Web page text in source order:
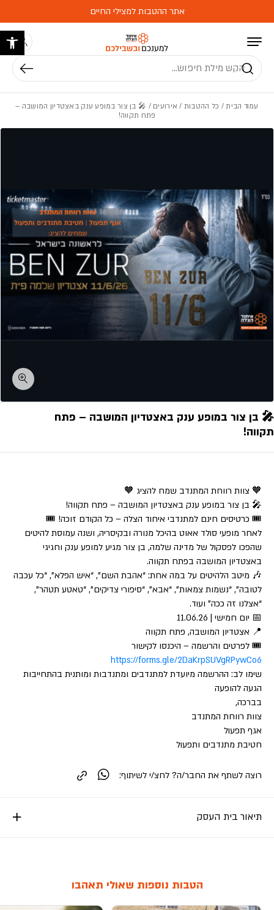
אתר ההטבות למצילי החיים
חיפוש
עמוד הבית/ כל ההטבות / אירועים / 🎤 בן צור במופע ענק באצטדיון המושבה –
פתח תקווה!
🎤 בן צור במופע ענק באצטדיון המושבה – פתח
תקווה!
🧡 צוות רווחת המתנדב שמח להציג 🧡
🎤 בן צור במופע ענק באצטדיון המושבה – פתח תקווה!
🎟️ כרטיסים חינם למתנדבי איחוד הצלה – כל הקודם זוכה! 🎟️
לאחר מופעי סולד אאוט בהיכל מנורה ובקיסריה, ושנה עמוסת להיטים
שהפכו לפסקול של מדינה שלמה, בן צור מגיע למופע ענק וחגיגי
באצטדיון המושבה בפתח תקווה.
🎶 מיטב הלהיטים על במה אחת: “אהבת השם”, “איש הפלא”, “כל עכבה
לטובה”, “נשמות צמאות”, “אבא”, “סיפורי צדיקים”, “טאטע תטהר”,
“אצלנו זה ככה” ועוד.
📅 יום חמישי | 11.06.26
📍 אצטדיון המושבה, פתח תקווה
🎟️ לפרטים והרשמה – היכנסו לקישור
https://forms.gle/2DaKrpSUVgRPywCo6
שימו לב: ההרשמה מיועדת למתנדבים ומתנדבות ומותנית בהתחייבות
הגעה להופעה
בברכה,
צוות רווחת המתנדב
אגף תפעול
חטיבת מתנדבים ותפעול
תיאור בית העסק
רוצה לשתף את החבר/ה? לחצ/י לשיתוף:
הטבות נוספות שאולי תאהבו